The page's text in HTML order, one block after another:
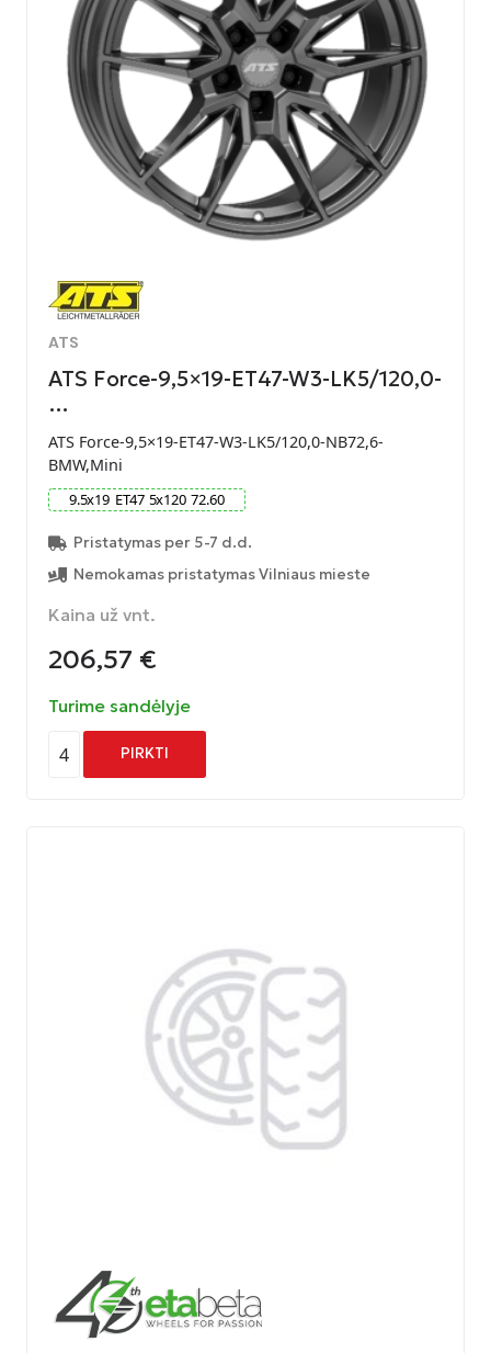
ATS
ATS Force-9,5×19-ET47-W3-LK5/120,0-
…
ATS Force-9,5×19-ET47-W3-LK5/120,0-NB72,6-
BMW,Mini
9.5x19 ET47 5x120 72.60
Pristatymas per 5-7 d.d.
Nemokamas pristatymas Vilniaus mieste
Kaina už vnt.
206,57 €
Turime sandėlyje
4 PIRKTI